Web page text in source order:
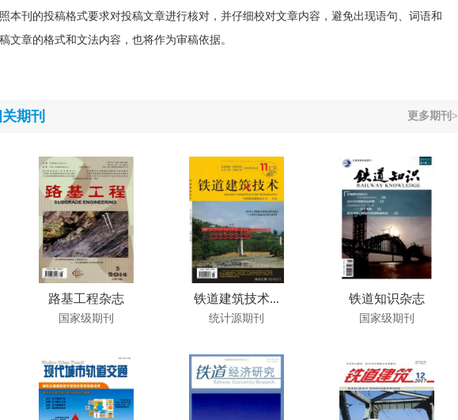
本刊的投稿格式要求对投稿文章进行核对，并仔细校对文章内容，避免出现语句、词语和
文章的格式和文法内容，也将作为审稿依据。
期刊 更多期刊>
路基工程杂志
国家级期刊
铁道建筑技术...
统计源期刊
铁道知识杂志
国家级期刊